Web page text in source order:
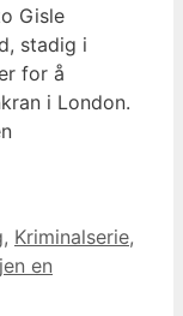
Gisle
stadig i
for å
i London.
, Kriminalserie,
en